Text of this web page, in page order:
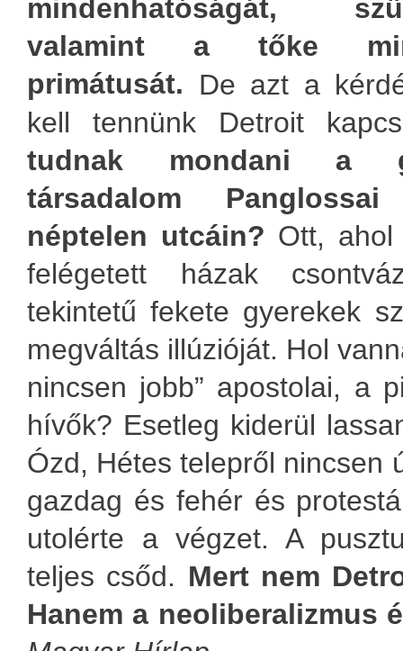
mindenhatóságát,
valamint a tőke
primátusát. De azt a
kell tennünk Detroit
tudnak mondani a
társadalom
néptelen utcáin? Ott,
felégetett házak
tekintetű fekete gyerekek
megváltás illúzióját. Hol
nincsen jobb” apostolai, a
hívők? Esetleg kiderül
Ózd, Hétes telepről nincsen
gazdag és fehér és
utolérte a végzet. A
teljes csőd. Mert nem
Hanem a neoliberalizmus